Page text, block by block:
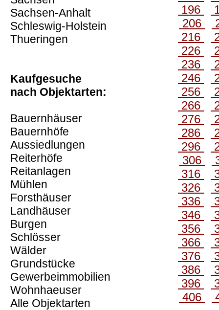
Sachsen-Anhalt
Schleswig-Holstein
Thueringen
Kaufgesuche
nach Objektarten:
Bauernhäuser
Bauernhöfe
Aussiedlungen
Reiterhöfe
Reitanlagen
Mühlen
Forsthäuser
Landhäuser
Burgen
Schlösser
Wälder
Grundstücke
Gewerbeimmobilien
Wohnhaeuser
Alle Objektarten
196
206
216
226
236
246
256
266
276
286
296
306
316
326
336
346
356
366
376
386
396
406